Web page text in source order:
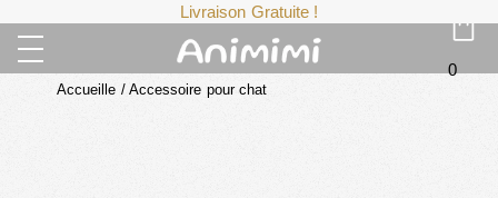
Livraison Gratuite !
0
Accueille / Accessoire pour chat